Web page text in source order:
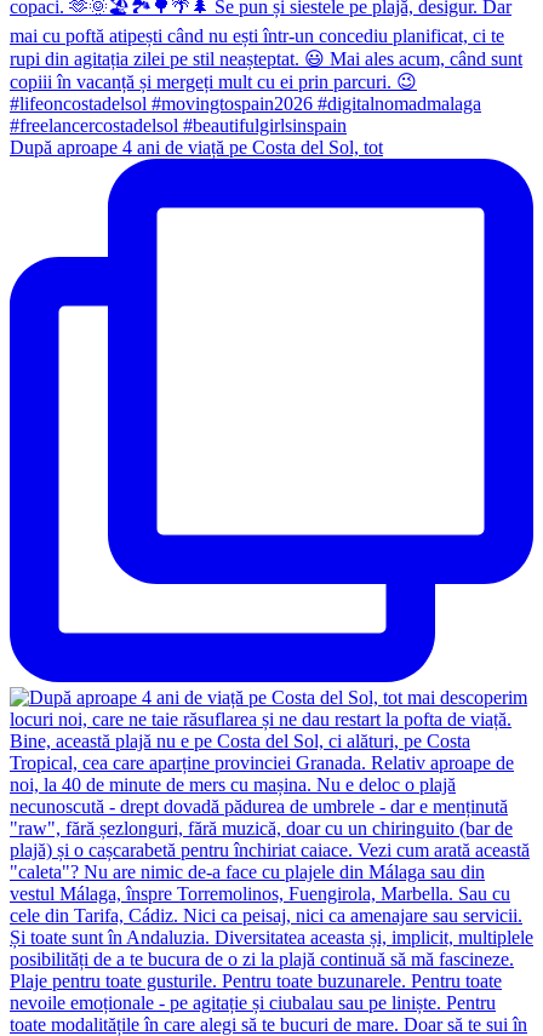
După aproape 4 ani de viață pe Costa del Sol, tot